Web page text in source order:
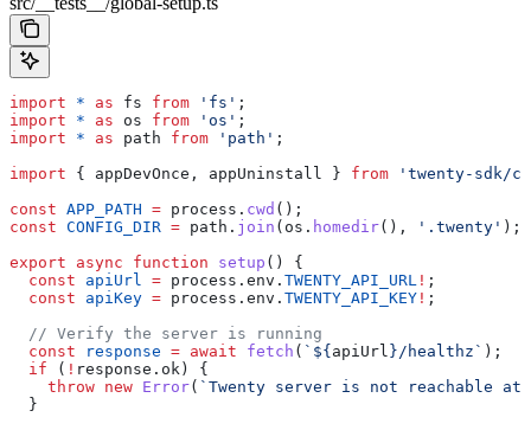
import * as fs from 'fs' ;
import * as os from 'os' ;
import * as path from 'path' ;
import { appDevOnce , appUninstall } from 'twenty-sdk/
const APP_PATH = process . cwd ();
const CONFIG_DIR = path . join ( os . homedir(), '.twenty' );
export async function setup () {
  const
apiUrl = process . env . TWENTY_API_URL ! ;
  const
apiKey = process . env . TWENTY_API_KEY ! ;
  // Verify the server is running
  const
response = await fetch ( ` ${ apiUrl }/healthz` );
  if
( ! response . ok ) {
    throw
new Error( `Twenty server is not reachable at
  }